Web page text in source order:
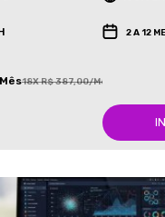
2 A 12
18X R$ 387,00/Mês